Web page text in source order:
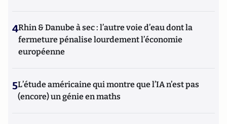
4Rhin & Danube à sec : l’autre voie d’eau dont la
fermeture pénalise lourdement l’économie
européenne
5L’étude américaine qui montre que l’IA n’est pas
(encore) un génie en maths